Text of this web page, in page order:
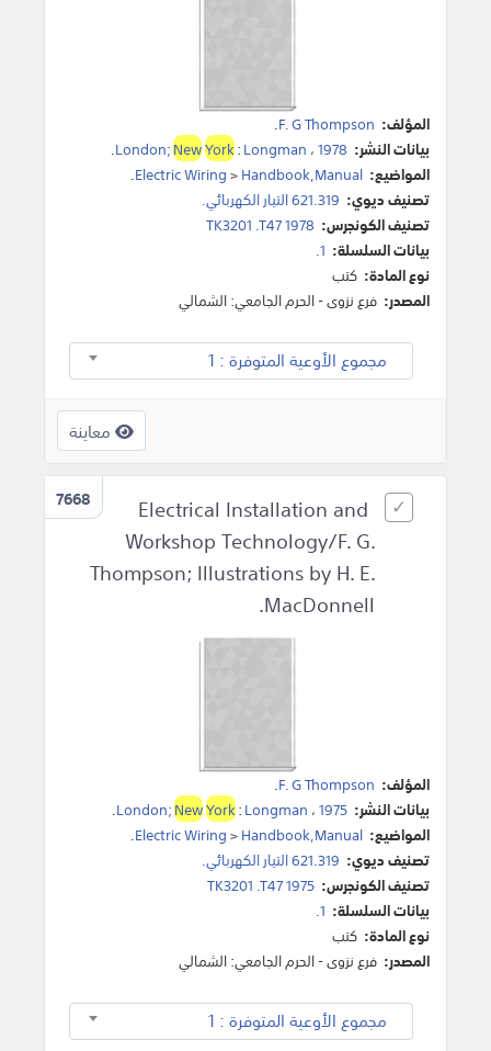
المؤلف: F. G Thompson
.
بيانات النشر:
London;NewYork:Longman ،1978
.
المواضيع:
Electric Wiring>Handbook,Manual
.
تصنيف ديوي: 621.319 التيار الكهربائي.
تصنيف الكونجرس: TK3201 .T47 1978
بيانات السلسلة: 1.
نوع المادة: كتب
المصدر: فرع نزوى - الحرم الجامعي: الشمالي
مجموع الأوعية المتوفرة : 1
معاينة
7668
Electrical Installation and
Workshop Technology/F. G.
Thompson; Illustrations by H. E.
MacDonnell.
المؤلف: F. G Thompson
.
بيانات النشر:
London;NewYork:Longman ،1975
.
المواضيع:
Electric Wiring>Handbook,Manual
.
تصنيف ديوي: 621.319 التيار الكهربائي.
تصنيف الكونجرس: TK3201 .T47 1975
بيانات السلسلة: 1.
نوع المادة: كتب
المصدر: فرع نزوى - الحرم الجامعي: الشمالي
مجموع الأوعية المتوفرة : 1